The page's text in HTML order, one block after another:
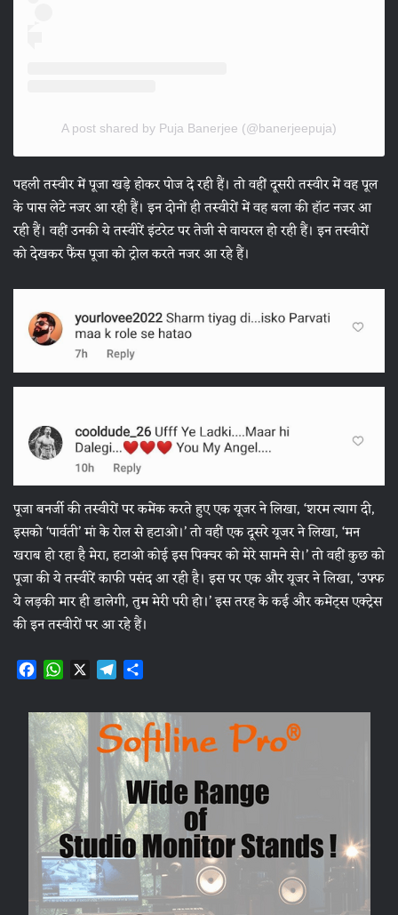
A post shared by Puja Banerjee (@banerjeepuja)
पहली तस्वीर में पूजा खड़े होकर पोज दे रही हैं। तो वहीं दूसरी तस्वीर में वह पूल
के पास लेटे नजर आ रही हैं। इन दोनों ही तस्वीरों में वह बला की हॉट नजर आ
रही हैं। वहीं उनकी ये तस्वीरें इंटरेट पर तेजी से वायरल हो रही हैं। इन तस्वीरों
को देखकर फैंस पूजा को ट्रोल करते नजर आ रहे हैं।
पूजा बनर्जी की तस्वीरों पर कमेंक करते हुए एक यूजर ने लिखा, ‘शरम त्याग दी,
इसको ‘पार्वती’ मां के रोल से हटाओ।’ तो वहीं एक दूसरे यूजर ने लिखा, ‘मन
खराब हो रहा है मेरा, हटाओ कोई इस पिक्चर को मेरे सामने से।’ तो वहीं कुछ को
पूजा की ये तस्वीरें काफी पसंद आ रही है। इस पर एक और यूजर ने लिखा, ‘उफ्फ
ये लड़की मार ही डालेगी, तुम मेरी परी हो।’ इस तरह के कई और कमेंट्स एक्ट्रेस
की इन तस्वीरों पर आ रहे हैं।
F
c
e
b
o
o
k
W
a
t
s
A
p
p
X T
l
e
g
r
a
m
a
r
e